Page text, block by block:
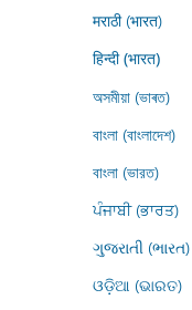
मराठी (भारत)
हिन्दी (भारत)
অসমীয়া (ভাৰত)
বাংলা (বাংলাদেশ)
বাংলা (ভারত)
ਪੰਜਾਬੀ (ਭਾਰਤ)
ગુજરાતી (ભારત)
ଓଡ଼ିଆ (ଭାରତ)